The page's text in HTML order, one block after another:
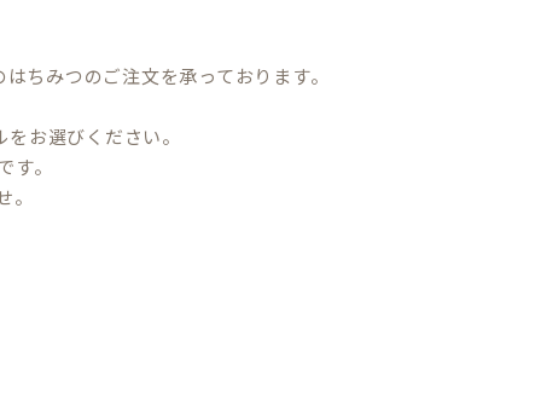
はちみつのご注文を承っております。
お選びください。
。